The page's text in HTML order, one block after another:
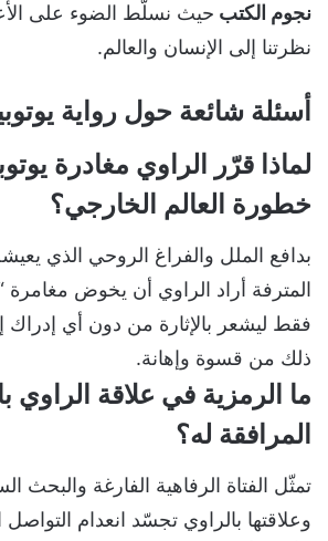
نجوم الكتب حيث نسلّط الضوء على
نظرتنا إلى الإنسان والعالم.
أسئلة شائعة حول رواية
لماذا قرّر الراوي مغادرة
خطورة العالم الخارجي؟
بدافع الملل والفراغ الروحي الذي
المترفة أراد الراوي أن يخوض مغامرة
فقط ليشعر بالإثارة من دون أي إدراك
ذلك من قسوة وإهانة.
ما الرمزية في علاقة الراوي
المرافقة له؟
تمثّل الفتاة الرفاهية الفارغة والبحث
وعلاقتها بالراوي تجسّد انعدام